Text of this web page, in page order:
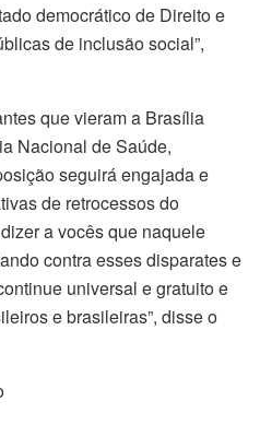
democrático de Direito e
de inclusão social”,
que vieram a Brasília
Nacional de Saúde,
seguirá engajada e
de retrocessos do
a vocês que naquele
contra esses disparates e
universal e gratuito e
e brasileiras”, disse o